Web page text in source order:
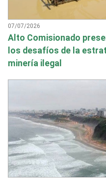
07/07/2026
Alto Comisionado
los desafíos de la
minería ilegal